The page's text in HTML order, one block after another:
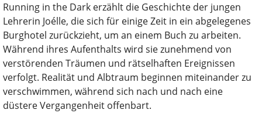
Running in the Dark erzählt die Geschichte der jungen
Lehrerin Joélle, die sich für einige Zeit in ein abgelegenes
Burghotel zurückzieht, um an einem Buch zu arbeiten.
Während ihres Aufenthalts wird sie zunehmend von
verstörenden Träumen und rätselhaften Ereignissen
verfolgt. Realität und Albtraum beginnen miteinander zu
verschwimmen, während sich nach und nach eine
düstere Vergangenheit offenbart.